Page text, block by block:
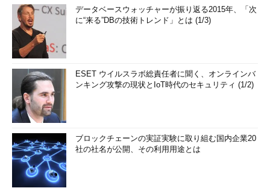
データベースウォッチャーが振り返る2015年、「次
に“来る”DBの技術トレンド」とは (1/3)
ESET ウイルスラボ総責任者に聞く、オンラインバ
ンキング攻撃の現状とIoT時代のセキュリティ (1/2)
ブロックチェーンの実証実験に取り組む国内企業20
社の社名が公開、その利用用途とは